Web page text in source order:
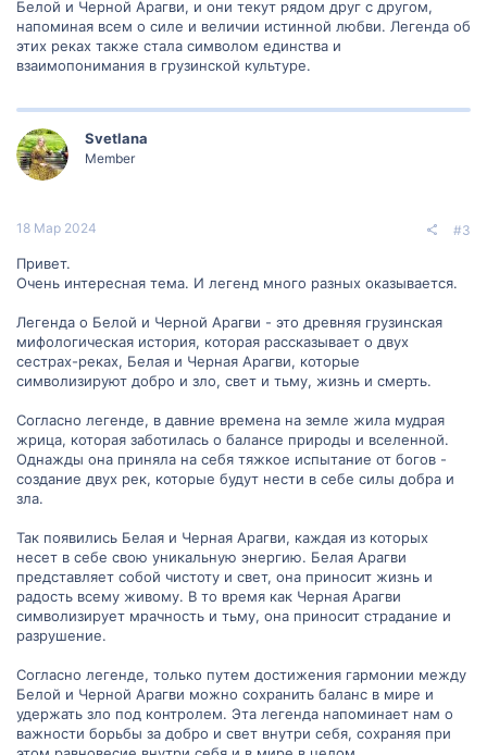
Белой и Черной Арагви, и они текут рядом друг с другом,
напоминая всем о силе и величии истинной любви. Легенда об
этих реках также стала символом единства и
взаимопонимания в грузинской культуре.
Svetlana
Member
18 Мар 2024 #3
Привет.
Очень интересная тема. И легенд много разных оказывается.
Легенда о Белой и Черной Арагви - это древняя грузинская
мифологическая история, которая рассказывает о двух
сестрах-реках, Белая и Черная Арагви, которые
символизируют добро и зло, свет и тьму, жизнь и смерть.
Согласно легенде, в давние времена на земле жила мудрая
жрица, которая заботилась о балансе природы и вселенной.
Однажды она приняла на себя тяжкое испытание от богов -
создание двух рек, которые будут нести в себе силы добра и
зла.
Так появились Белая и Черная Арагви, каждая из которых
несет в себе свою уникальную энергию. Белая Арагви
представляет собой чистоту и свет, она приносит жизнь и
радость всему живому. В то время как Черная Арагви
символизирует мрачность и тьму, она приносит страдание и
разрушение.
Согласно легенде, только путем достижения гармонии между
Белой и Черной Арагви можно сохранить баланс в мире и
удержать зло под контролем. Эта легенда напоминает нам о
важности борьбы за добро и свет внутри себя, сохраняя при